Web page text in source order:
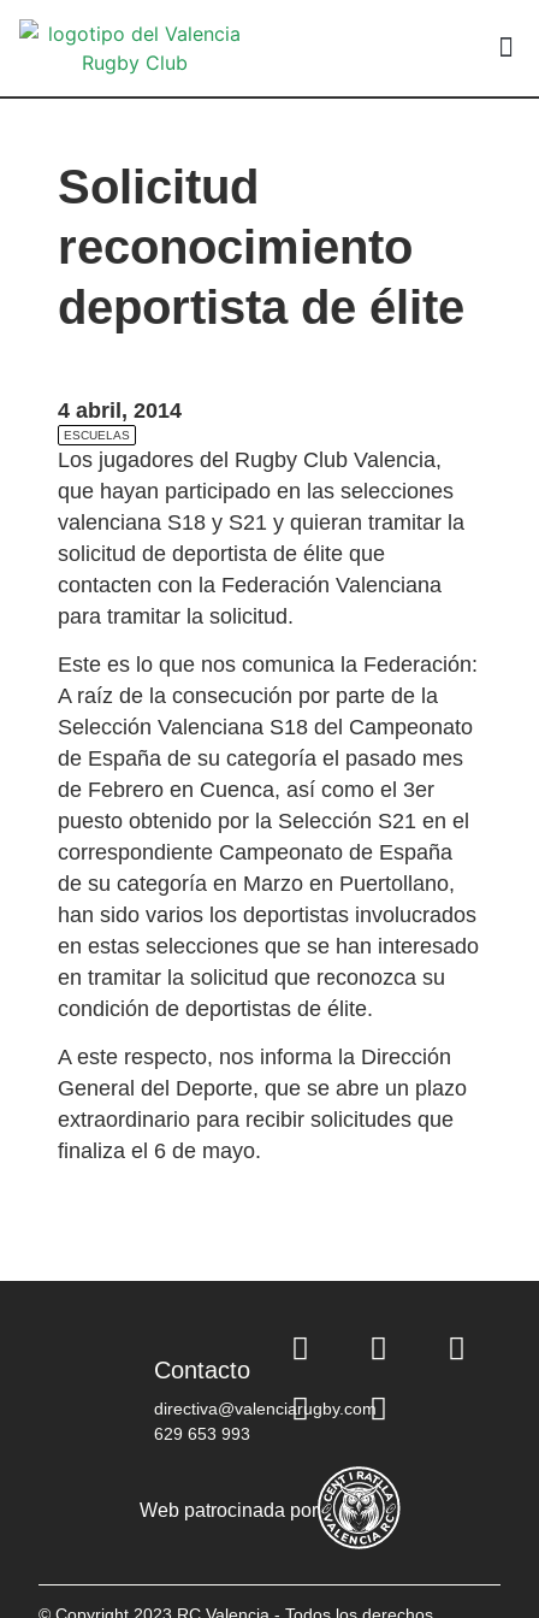
Solicitud
reconocimiento
deportista de élite
4 abril, 2014
ESCUELAS
Los jugadores del Rugby Club Valencia,
que hayan participado en las selecciones
valenciana S18 y S21 y quieran tramitar la
solicitud de deportista de élite que
contacten con la Federación Valenciana
para tramitar la solicitud.
Este es lo que nos comunica la Federación:
A raíz de la consecución por parte de la
Selección Valenciana S18 del Campeonato
de España de su categoría el pasado mes
de Febrero en Cuenca, así como el 3er
puesto obtenido por la Selección S21 en el
correspondiente Campeonato de España
de su categoría en Marzo en Puertollano,
han sido varios los deportistas involucrados
en estas selecciones que se han interesado
en tramitar la solicitud que reconozca su
condición de deportistas de élite.
A este respecto, nos informa la Dirección
General del Deporte, que se abre un plazo
extraordinario para recibir solicitudes que
finaliza el 6 de mayo.
Contacto
directiva@valenciarugby.com
629 653 993
Web patrocinada por
© Copyright 2023 RC Valencia - Todos los derechos